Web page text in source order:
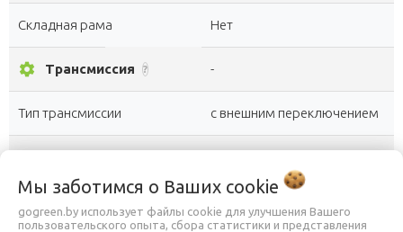
Складная рама Нет
settings Трансмиссия ? -
Тип трансмиссии с внешним переключением
Мы заботимся о Ваших cookie
gogreen.by использует файлы cookie для улучшения Вашего
пользовательского опыта, сбора статистики и представления